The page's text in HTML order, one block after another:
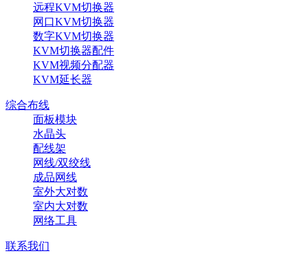
远程KVM切换器
网口KVM切换器
数字KVM切换器
KVM切换器配件
KVM视频分配器
KVM延长器
综合布线
面板模块
水晶头
配线架
网线/双绞线
成品网线
室外大对数
室内大对数
网络工具
联系我们